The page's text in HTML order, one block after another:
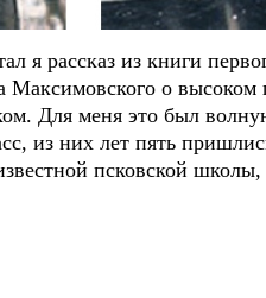
я рассказ из книги
о высоком
Для меня это был
из них лет пять
псковской